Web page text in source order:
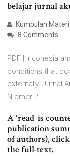
belajar jurnal
Kumpulan
8 Comments
PDF | Indonesia
conditions that
externally. Jurnal
N omer 2
A 'read' is
publication
of authors),
the full-text.